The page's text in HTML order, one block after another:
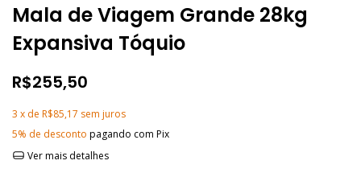
Mala de Viagem Grande 28kg
Expansiva Tóquio
R$255,50
3 x de R$85,17 sem juros
5% de desconto pagando com Pix
Ver mais detalhes